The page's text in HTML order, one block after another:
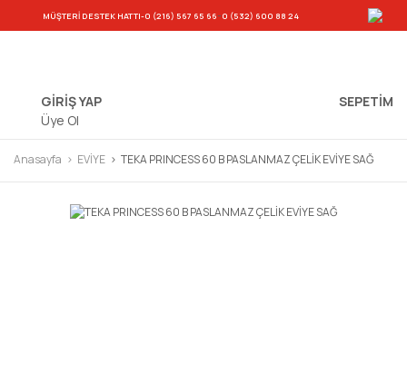
MÜŞTERİ DESTEK HATTI-0 (216) 567 65 66-0 (532) 600 88 24
GİRİŞ YAP
Üye Ol
SEPETIM
Anasayfa EVİYE TEKA PRINCESS 60 B PASLANMAZ ÇELİK EVİYE SAĞ